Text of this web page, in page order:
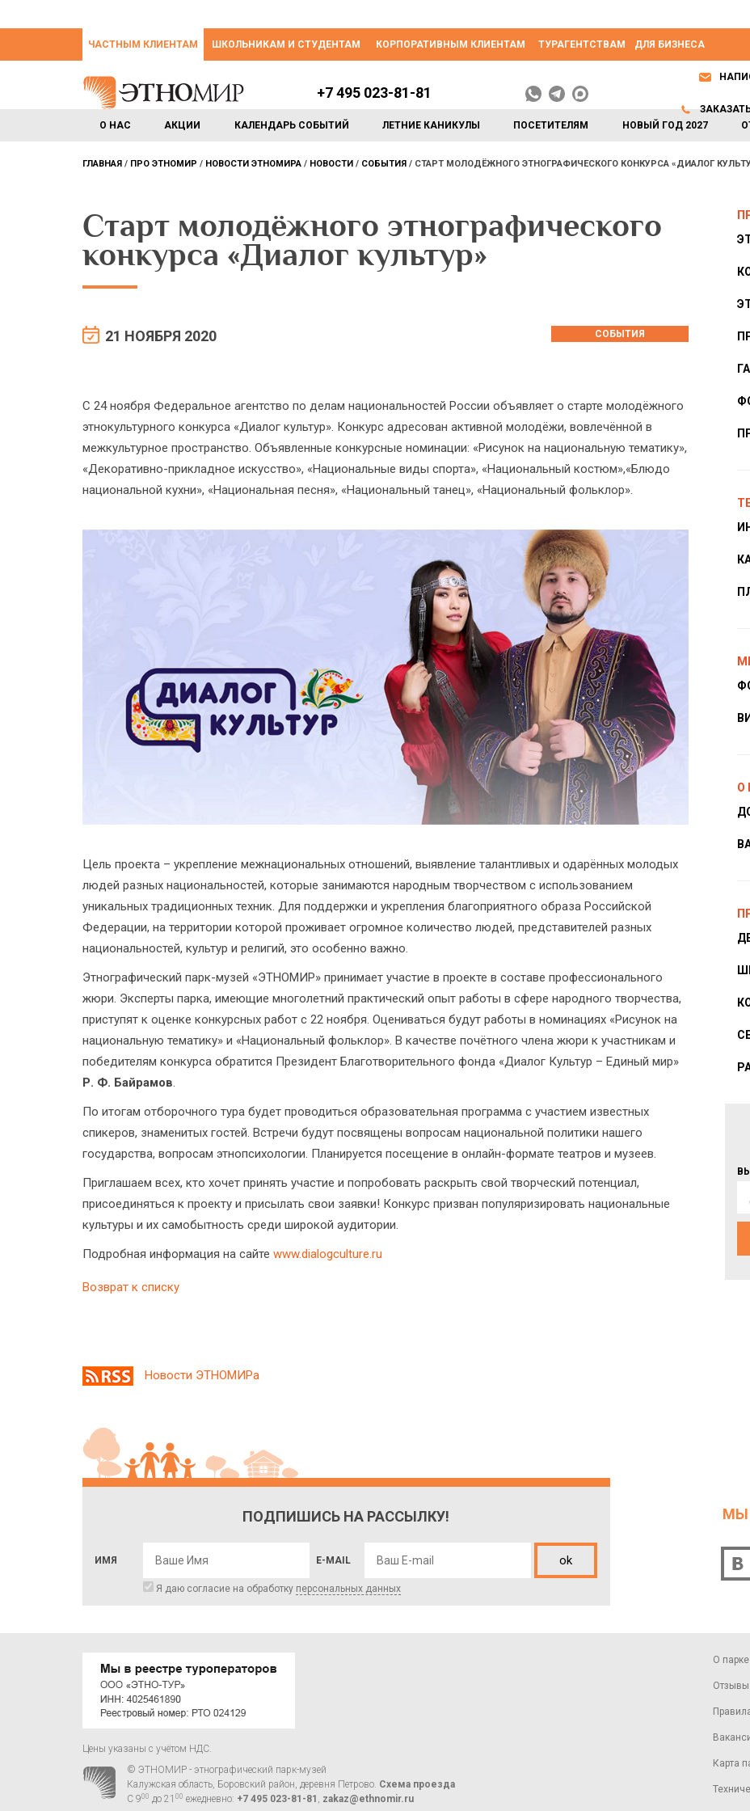
ЧАСТНЫМ КЛИЕНТАМ ШКОЛЬНИКАМ И СТУДЕНТАМ КОРПОРАТИВНЫМ КЛИЕНТАМ ТУРАГЕНТСТВАМ ДЛЯ БИЗНЕСА
О НАС АКЦИИ КАЛЕНДАРЬ СОБЫТИЙ ЛЕТНИЕ КАНИКУЛЫ ПОСЕТИТЕЛЯМ НОВЫЙ ГОД 2027
+7 495 023-81-81
ГЛАВНАЯ ПРО ЭТНОМИР НОВОСТИ ЭТНОМИРА НОВОСТИ СОБЫТИЯ СТАРТ МОЛОДЁЖНОГО ЭТНОГРАФИЧЕСКОГО КОНКУРСА «ДИАЛОГ
Старт молодёжного этнографического
конкурса «Диалог культур»
21 НОЯБРЯ 2020 СОБЫТИЯ
С 24 ноября Федеральное агентство по делам национальностей России объявляет о старте молодёжного
этнокультурного конкурса «Диалог культур». Конкурс адресован активной молодёжи, вовлечённой в
межкультурное пространство. Объявленные конкурсные номинации: «Рисунок на национальную тематику»,
«Декоративно-прикладное искусство», «Национальные виды спорта», «Национальный костюм»,«Блюдо
национальной кухни», «Национальная песня», «Национальный танец», «Национальный фольклор».
Цель проекта – укрепление межнациональных отношений, выявление талантливых и одарённых молодых
людей разных национальностей, которые занимаются народным творчеством с использованием
уникальных традиционных техник. Для поддержки и укрепления благоприятного образа Российской
Федерации, на территории которой проживает огромное количество людей, представителей разных
национальностей, культур и религий, это особенно важно.
Этнографический парк-музей «ЭТНОМИР» принимает участие в проекте в составе профессионального
жюри. Эксперты парка, имеющие многолетний практический опыт работы в сфере народного творчества,
приступят к оценке конкурсных работ с 22 ноября. Оцениваться будут работы в номинациях «Рисунок на
национальную тематику» и «Национальный фольклор». В качестве почётного члена жюри к участникам и
победителям конкурса обратится Президент Благотворительного фонда «Диалог Культур – Единый мир»
Р. Ф. Байрамов.
По итогам отборочного тура будет проводиться образовательная программа с участием известных
спикеров, знаменитых гостей. Встречи будут посвящены вопросам национальной политики нашего
государства, вопросам этнопсихологии. Планируется посещение в онлайн-формате театров и музеев.
Приглашаем всех, кто хочет принять участие и попробовать раскрыть свой творческий потенциал,
присоединяться к проекту и присылать свои заявки! Конкурс призван популяризировать национальные
культуры и их самобытность среди широкой аудитории.
Подробная информация на сайте www.dialogculture.ru
Возврат к списку
О
Новости ЭТНОМИРа
ПОДПИШИСЬ НА РАССЫЛКУ!
ИМЯ E-MAIL ok
Я даю согласие на обработку персональных данных
МЫ
О парке
Отзывы
Карта
Цены указаны с учётом НДС.
© ЭТНОМИР - этнографический парк-музей
Калужская область, Боровский район, деревня Петрово. Схема проезда
С 900 до 21 00 ежедневно: +7 495 023-81-81 , zakaz@ethnomir.ru